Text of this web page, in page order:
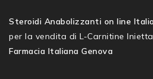
Steroidi Anabolizzanti on line
per la vendita di L-Carnitine
Farmacia Italiana Genova